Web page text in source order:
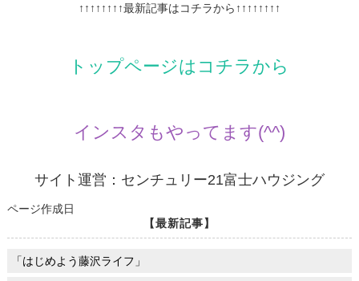
↑↑↑↑↑↑↑↑最新記事はコチラから↑↑↑↑↑↑↑↑
トップページはコチラから
インスタもやってます(^^)
サイト運営：センチュリー21富士ハウジング
ページ作成日
【最新記事】
「はじめよう藤沢ライフ」